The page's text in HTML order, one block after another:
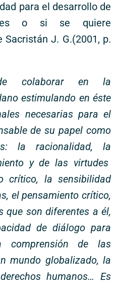
para el desarrollo de
o si se quiere
J. G.(2001, p.
colaborar en la
estimulando en éste
necesarias para el
de su papel como
la racionalidad, la
y de las virtudes
crítico, la sensibilidad
el pensamiento crítico,
que son diferentes a él,
de diálogo para
comprensión de las
mundo globalizado, la
humanos… Es